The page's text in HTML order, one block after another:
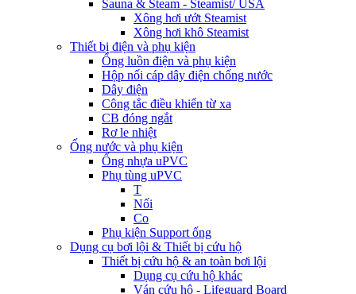
Sauna & Steam - Steamist/ USA
Xông hơi ướt Steamist
Xông hơi khô Steamist
Thiết bị điện và phụ kiện
Ống luồn điện và phụ kiện
Hộp nối cáp dây điện chống nước
Dây điện
Công tắc điều khiển từ xa
CB đóng ngắt
Rơ le nhiệt
Ống nước và phụ kiện
Ống nhựa uPVC
Phụ tùng uPVC
T
Nối
Co
Phụ kiện Support ống
Dụng cụ bơi lội & Thiết bị cứu hộ
Thiết bị cứu hộ & an toàn bơi lội
Dụng cụ cứu hộ khác
Ván cứu hộ - Lifeguard Board